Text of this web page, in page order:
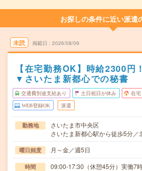
お探しの条件に近い派遣
未読 掲載日 2026/08/09
【在宅勤務OK】時給2300円
▼さいたま新都心での秘書
交通費別途支給あり 土日祝日が休み 在宅
WEB登録OK 派遣
勤務地
さいたま市中央区
さいたま新都心駅から徒歩5分
曜日頻度 月～金／週5日
時間 09:00-17:30（休憩45分）実働7